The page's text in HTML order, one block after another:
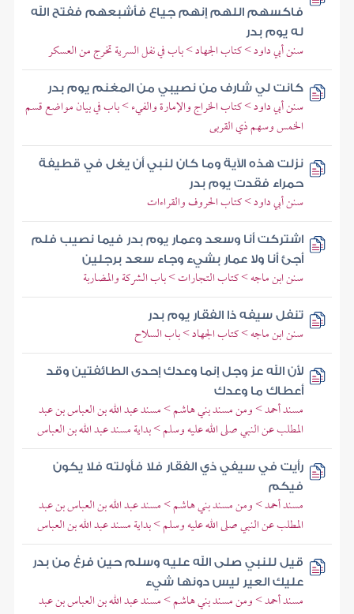
فاكسهم اللهم إنهم جياع فأشبعهم ففتح الله
له يوم بدر
سنن أبي داود > كتاب الجهاد > باب في نفل السرية تخرج من العسكر
كانت لي شارف من نصيبي من المغنم يوم بدر
سنن أبي داود > كتاب الخراج والإمارة والفيء > باب في بيان مواضع قسم
الخمس وسهم ذي القربى
نزلت هذه الآية وما كان لنبي أن يغل في قطيفة
حمراء فقدت يوم بدر
سنن أبي داود > كتاب الحروف والقراءات
اشتركت أنا وسعد وعمار يوم بدر فيما نصيب فلم
أجئ أنا ولا عمار بشيء وجاء سعد برجلين
سنن ابن ماجه > كتاب التجارات > باب الشركة والمضاربة
تنفل سيفه ذا الفقار يوم بدر
سنن ابن ماجه > كتاب الجهاد > باب السلاح
لأن الله عز وجل إنما وعدك إحدى الطائفتين وقد
أعطاك ما وعدك
مسند أحمد > ومن مسند بني هاشم > مسند عبد الله بن العباس بن عبد
المطلب عن النبي صلى الله عليه وسلم > بداية مسند عبد الله بن العباس
رأيت في سيفي ذي الفقار فلا فأولته فلا يكون
فيكم
مسند أحمد > ومن مسند بني هاشم > مسند عبد الله بن العباس بن عبد
المطلب عن النبي صلى الله عليه وسلم > بداية مسند عبد الله بن العباس
قيل للنبي صلى الله عليه وسلم حين فرغ من بدر
عليك العير ليس دونها شيء
مسند أحمد > ومن مسند بني هاشم > مسند عبد الله بن العباس بن عبد